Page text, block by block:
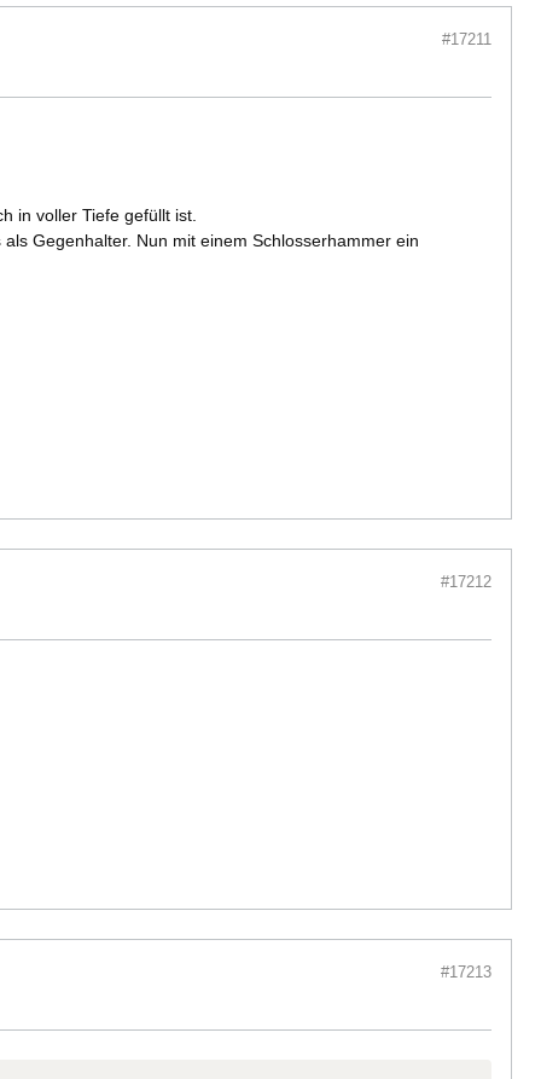
#17211
in voller Tiefe gefüllt ist.
Gegenhalter. Nun mit einem Schlosserhammer ein
#17212
#17213